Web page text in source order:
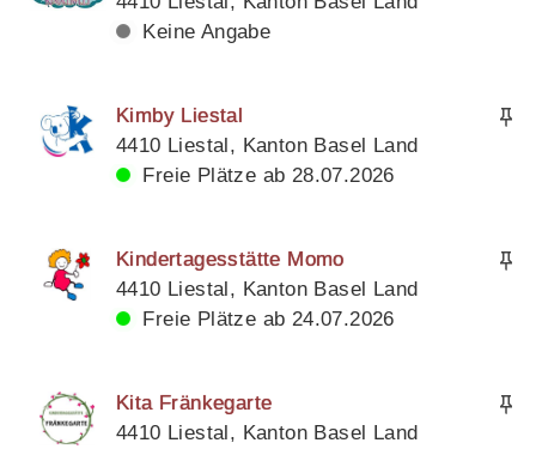
Keine Angabe
Kimby Liestal
4410 Liestal, Kanton Basel Land
Freie Plätze ab 28.07.2026
Kindertagesstätte Momo
4410 Liestal, Kanton Basel Land
Freie Plätze ab 24.07.2026
Kita Fränkegarte
4410 Liestal, Kanton Basel Land